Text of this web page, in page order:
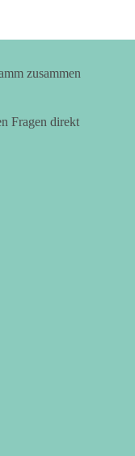
zusammen
Fragen direkt